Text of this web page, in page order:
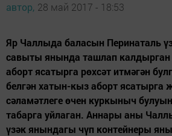
автор, 28 май 2017 - 18:53
Яр Чаллыда баласын Перинаталь
савыты янында ташлап калдырган
аборт ясатырга рөхсәт итмәгән
белгән хатын-кыз аборт ясатырга
сәламәтлеге өчен куркыныч
табарга уйлаган. Аннары аны
үзәк янындагы чүп контейнеры